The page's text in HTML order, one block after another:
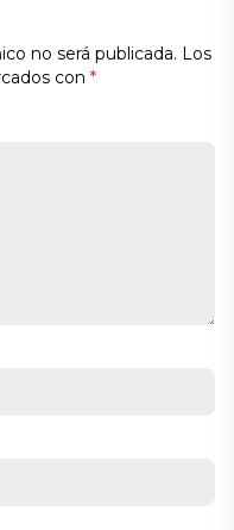
no será publicada. Los
con *